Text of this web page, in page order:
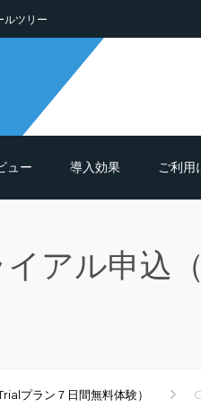
ツリー
ュー 導入効果
導入効果シュミレーション
ご利用
ご利用
アル申込
プラン７日間無料体験）